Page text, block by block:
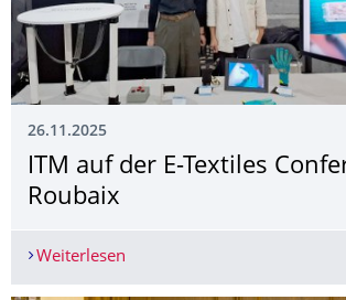
26.11.2025
ITM auf der E-Textiles
Roubaix
Weiterlesen